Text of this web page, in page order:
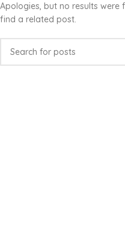
Apologies, but no results were
find a related post.